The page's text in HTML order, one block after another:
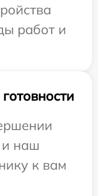
работ и
и наш
к вам